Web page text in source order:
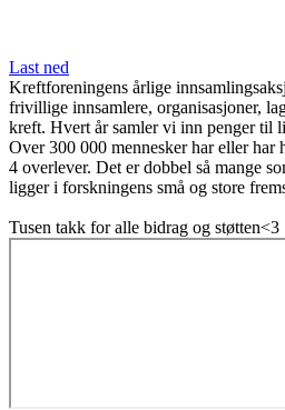
Last ned
Kreftforeningens årlige
frivillige innsamlere, organisasjoner,
kreft. Hvert år samler vi inn penger til
Over 300 000 mennesker har eller
4 overlever. Det er dobbel så mange
ligger i forskningens små og store
Tusen takk for alle bidrag og støtten<3